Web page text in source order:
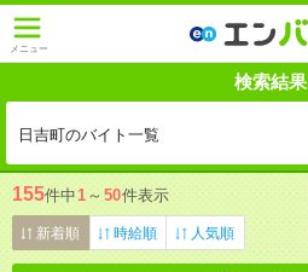
メニュー
検索結果
日吉町のバイト一覧
155件中1 ～ 50件表示
新着順 時給順 人気順